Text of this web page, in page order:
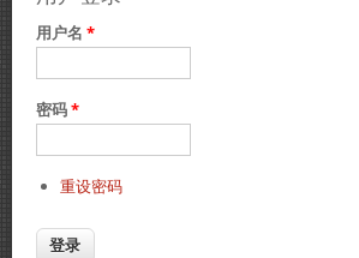
用户名 *
密码*
重设密码